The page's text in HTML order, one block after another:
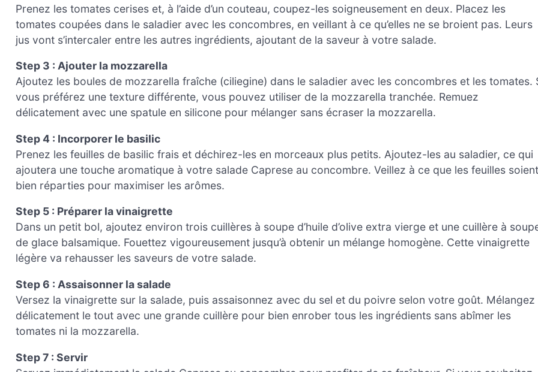
Prenez les tomates cerises et, à l’aide d’un couteau, coupez-les soigneusement en deux. Placez les
tomates coupées dans le saladier avec les concombres, en veillant à ce qu’elles ne se broient pas. Leurs
jus vont s’intercaler entre les autres ingrédients, ajoutant de la saveur à votre salade.
Step 3 : Ajouter la mozzarella
Ajoutez les boules de mozzarella fraîche (ciliegine) dans le saladier avec les concombres et les tomates.
vous préférez une texture différente, vous pouvez utiliser de la mozzarella tranchée. Remuez
délicatement avec une spatule en silicone pour mélanger sans écraser la mozzarella.
Step 4 : Incorporer le basilic
Prenez les feuilles de basilic frais et déchirez-les en morceaux plus petits. Ajoutez-les au saladier, ce qui
ajoutera une touche aromatique à votre salade Caprese au concombre. Veillez à ce que les feuilles soient
bien réparties pour maximiser les arômes.
Step 5 : Préparer la vinaigrette
Dans un petit bol, ajoutez environ trois cuillères à soupe d’huile d’olive extra vierge et une cuillère à
de glace balsamique. Fouettez vigoureusement jusqu’à obtenir un mélange homogène. Cette vinaigrette
légère va rehausser les saveurs de votre salade.
Step 6 : Assaisonner la salade
Versez la vinaigrette sur la salade, puis assaisonnez avec du sel et du poivre selon votre goût. Mélangez
délicatement le tout avec une grande cuillère pour bien enrober tous les ingrédients sans abîmer les
tomates ni la mozzarella.
Step 7 : Servir